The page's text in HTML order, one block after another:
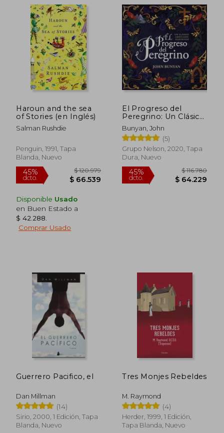
45%
dcto.
$ 104.350
$ 57.393
45%
dcto.
$
$
Haroun and the sea
of Stories (en Inglés)
Salman Rushdie
Penguin, 1991, Tapa
Blanda, Nuevo
45%
$ 66.539
Disponible Usado
en Buen Estado a
$ 42.288
Comprar Usado
El Progreso del
Peregrino: Un Clásico
Cristiano Ilustrado
Bunyan, John
(5)
Grupo Nelson, 2020, Tapa
Dura, Nuevo
45%
dcto.
Guerrero Pacifico, el
Dan Millman
(14)
Sirio, 2000, 1 Edición, Tapa
Blanda, Nuevo
Tres Monjes Rebeldes
M. Raymond
(4)
Herder, 1999, 1 Edición,
Tapa Blanda, Nuevo